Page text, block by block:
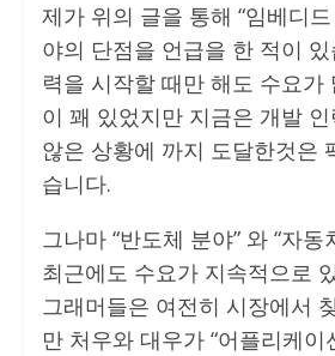
제가 위의 글을 통해 “임베디
야의 단점을 언급을 한 적이
력을 시작할 때만 해도 수요가
이 꽤 있었지만 지금은 개발
않은 상황에 까지 도달한것은
습니다.
그나마 “반도체 분야” 와 “자동
최근에도 수요가 지속적으로
그래머들은 여전히 시장에서
만 처우와 대우가 “어플리케이